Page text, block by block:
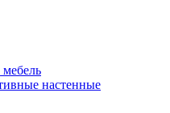
настенные